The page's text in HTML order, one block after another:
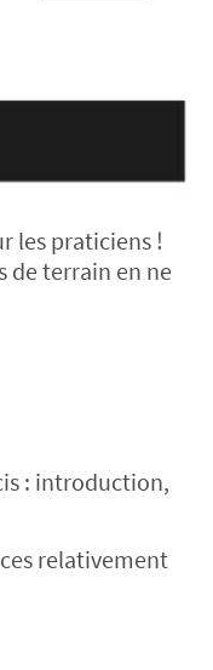
les praticiens !
de terrain en ne
: introduction,
relativement